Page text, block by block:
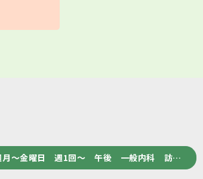
週月～金曜日 週1回～ 午後 一般内科 訪…